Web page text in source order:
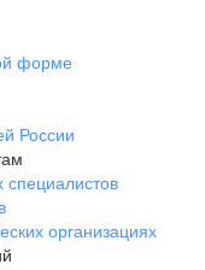
форме
России
организациях